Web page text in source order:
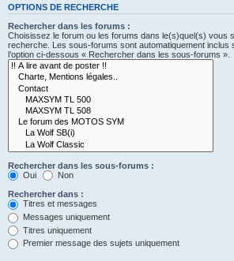
OPTIONS DE RECHERCHE
Rechercher dans les forums :
Choisissez le forum ou les forums dans le(s)quel(s) vous
recherche. Les sous-forums sont automatiquement inclus
l’option ci-dessous « Rechercher dans les sous-forums ».
Rechercher dans les sous-forums :
Oui
Non
Rechercher dans :
Titres et messages
Messages uniquement
Titres uniquement
Premier message des sujets uniquement